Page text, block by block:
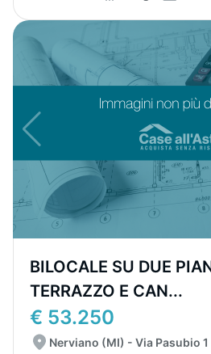
BILOCALE SU DUE
TERRAZZO E CAN...
€ 53.250
Nerviano (MI) - Via Pasubio 1